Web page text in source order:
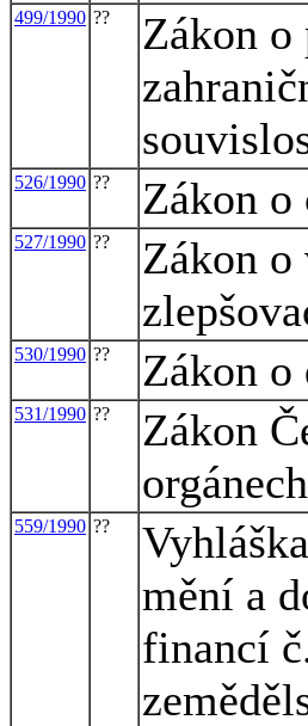
499/1990 ??
Zákon
526/1990 ?? Zákon o
527/1990 ??
Zákon o
530/1990 ?? Zákon o
531/1990 ??
Zákon
orgánech
559/1990 ??
mění a
financí